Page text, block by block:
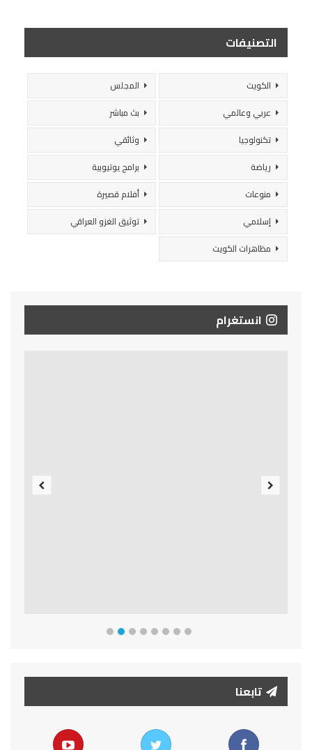
التصنيفات
الكويت
المجلس
عربي وعالمي
بث مباشر
تكنولوجيا
وثائقي
رياضة
برامج يوتيوبية
منوعات
أفلام قصيرة
إسلامي
توثيق الغزو العراقي
مظاهرات الكويت
انستغرام
تابعنا